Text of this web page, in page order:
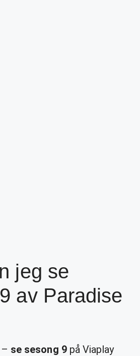
jeg se
av Paradise
– se sesong 9på Viaplay